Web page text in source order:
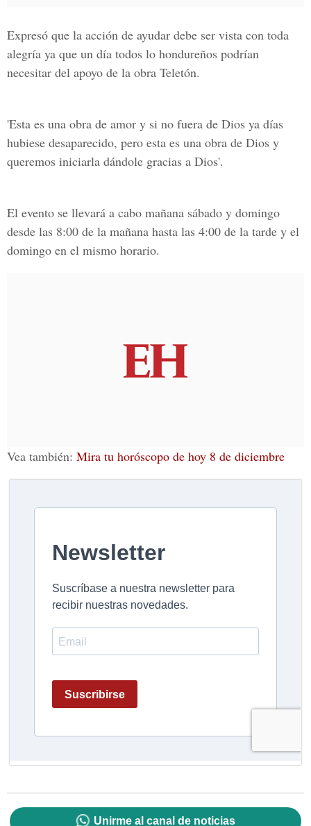
Expresó que la acción de ayudar debe ser vista con toda
alegría ya que un día todos lo hondureños podrían
necesitar del apoyo de la obra Teletón.
'Esta es una obra de amor y si no fuera de Dios ya días
hubiese desaparecido, pero esta es una obra de Dios y
queremos iniciarla dándole gracias a Dios'.
El evento se llevará a cabo mañana sábado y domingo
desde las 8:00 de la mañana hasta las 4:00 de la tarde y el
domingo en el mismo horario.
Vea también: Mira tu horóscopo de hoy 8 de diciembre
Unirme al canal de noticias